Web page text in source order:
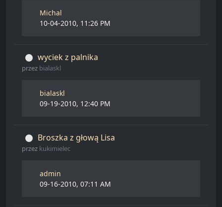
Michal
10-04-2010, 11:26 PM
wyciek z palnika
przez bialaskl
bialaskl
09-19-2010, 12:40 PM
Broszka z głową Lisa
przez kukimielec
admin
09-16-2010, 07:11 AM